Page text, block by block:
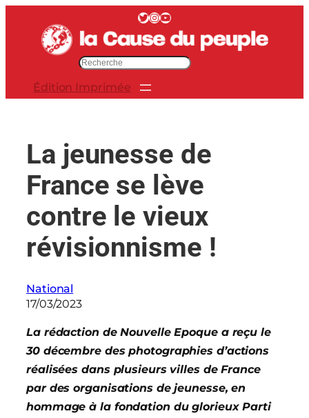
contenu
Twitter InstagramYouTube
e
r
Édition Imprimée
La jeunesse de
France se lève
contre le vieux
révisionnisme !
National
17/03/2023
La rédaction de Nouvelle Epoque a reçu le
30 décembre des photographies d’actions
réalisées dans plusieurs villes de France
par des organisations de jeunesse, en
hommage à la fondation du glorieux Parti